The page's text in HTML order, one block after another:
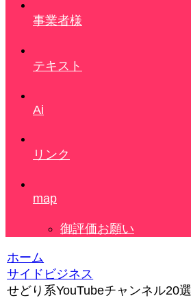
事業者様
テキスト
Ai
リンク
map
御評価お願い
ホーム
サイドビジネス
せどり系YouTubeチャンネル20選